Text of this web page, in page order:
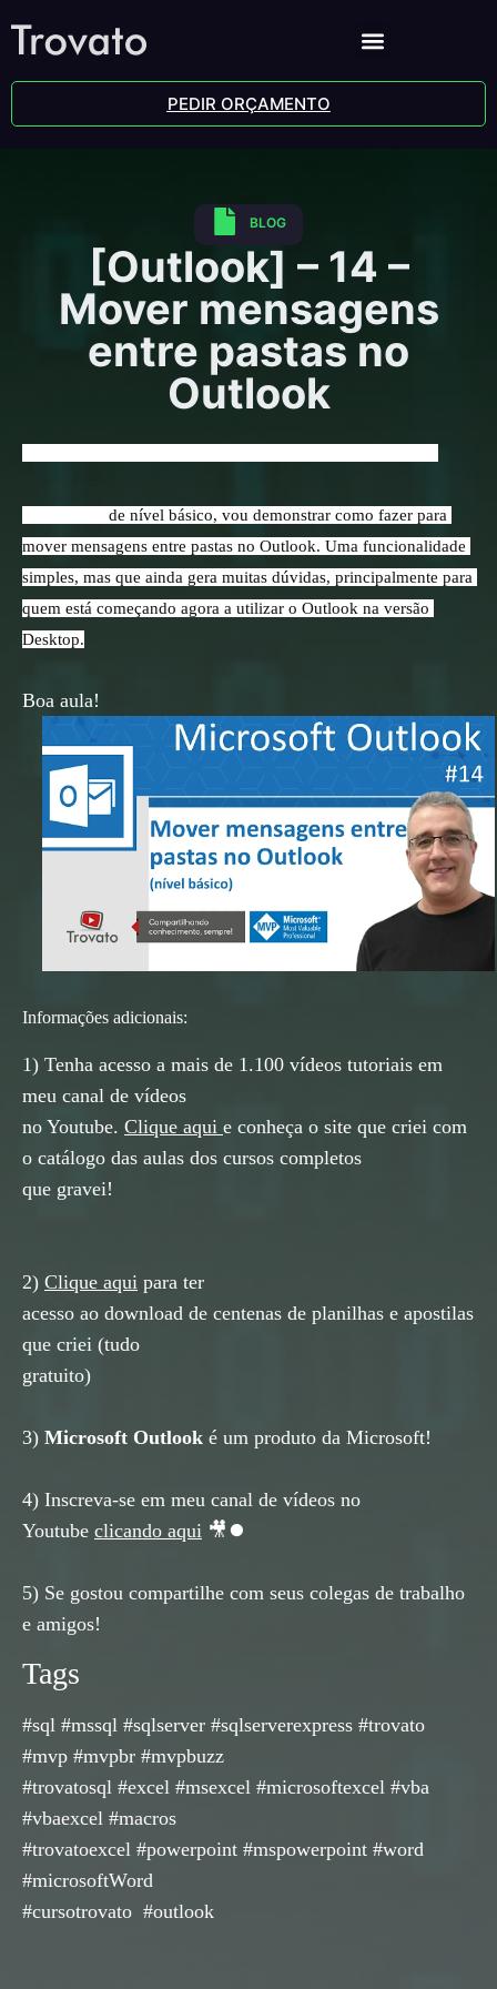
PEDIR ORÇAMENTO
BLOG
[Outlook] – 14 –
Mover mensagens
entre pastas no
Outlook
de nível básico, vou demonstrar como fazer para
mover mensagens entre pastas no Outlook. Uma funcionalidade
simples, mas que ainda gera muitas dúvidas, principalmente para
quem está começando agora a utilizar o Outlook na versão
Desktop.
Boa aula!
Informações adicionais:
1) Tenha acesso a mais de 1.100 vídeos tutoriais em
meu canal de vídeos
no Youtube. Clique aqui e conheça o site que criei com
o catálogo das aulas dos cursos completos
que gravei!
2) Clique aqui para ter
acesso ao download de centenas de planilhas e apostilas
que criei (tudo
gratuito)
3) Microsoft Outlook é um produto da Microsoft!
4) Inscreva-se em meu canal de vídeos no
Youtube clicando aqui 🎥⏺
5) Se gostou compartilhe com seus colegas de trabalho
e amigos!
Tags
#sql #mssql #sqlserver #sqlserverexpress #trovato
#mvp #mvpbr #mvpbuzz
#trovatosql #excel #msexcel #microsoftexcel #vba
#vbaexcel #macros
#trovatoexcel #powerpoint #mspowerpoint #word
#microsoftWord
#cursotrovato #outlook